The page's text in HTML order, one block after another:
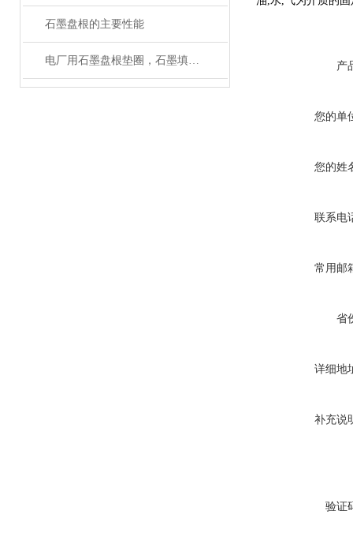
石墨盘根的主要性能
电厂用石墨盘根垫圈，石墨填料环执行标准 产
您的单
您的姓
联系电
常用邮
省
详细地
补充说
验证